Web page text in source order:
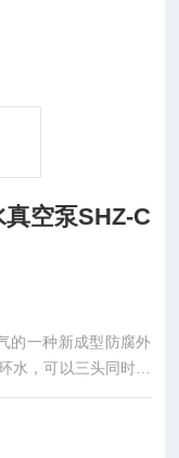
空泵SHZ-C
的一种新成型防腐外
水，可以三头同时抽
、方便灵活，节水省